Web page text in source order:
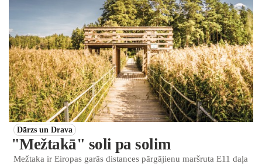
Dārzs un Drava
"Mežtakā" soli pa solim
Mežtaka ir Eiropas garās distances pārgājienu maršruta E11 daļa